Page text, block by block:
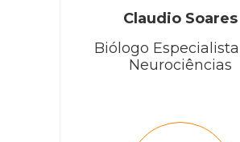
Claudio Soares
Biólogo
Neurociências